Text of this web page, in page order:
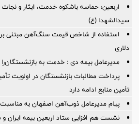
اربعین؛ حماسه باشکوه خدمت، ایثار و
سیدالشهدا (ع)
استفاده از شاخص قیمت سنگ‌آهن مبتنی
دلاری
مدیرعامل بیمه دی : خدمت به
پرداخت مطالبات بازنشستگان در اولویت
تأمین منابع ادامه دارد
پیام مدیرعامل ذوب‌آهن اصفهان به مناسبت
نشست هم افزایی ستاد اربعین بیمه ایران و